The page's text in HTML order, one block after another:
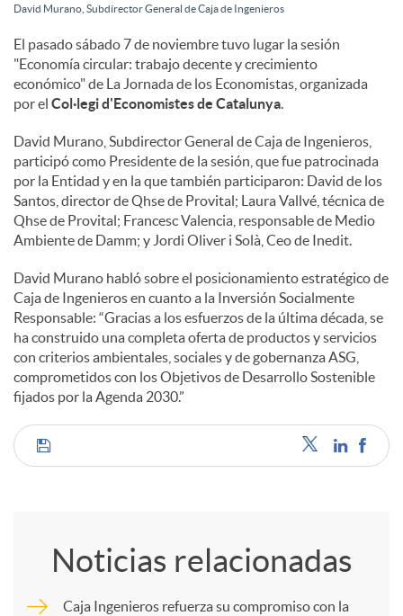
c
o
n
t
e
n
i
d
s
David Murano, Subdirector General de Caja de Ingenieros
El pasado sábado 7 de noviembre tuvo lugar la sesión
"Economía circular: trabajo decente y crecimiento
económico" de La Jornada de los Economistas, organizada
por el Col·legi d'Economistes de Catalunya.
David Murano, Subdirector General de Caja de Ingenieros,
participó como Presidente de la sesión, que fue patrocinada
por la Entidad y en la que también participaron: David de los
Santos, director de Qhse de Provital; Laura Vallvé, técnica de
Qhse de Provital; Francesc Valencia, responsable de Medio
Ambiente de Damm; y Jordi Oliver i Solà, Ceo de Inedit.
David Murano habló sobre el posicionamiento estratégico de
Caja de Ingenieros en cuanto a la Inversión Socialmente
Responsable: “Gracias a los esfuerzos de la última década, se
ha construido una completa oferta de productos y servicios
con criterios ambientales, sociales y de gobernanza ASG,
comprometidos con los Objetivos de Desarrollo Sostenible
fijados por la Agenda 2030.”
C
Noticias relacionadas
Caja Ingenieros refuerza su compromiso con la